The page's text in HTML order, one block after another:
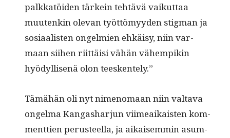
palkkatöi­den tärkein tehtävä vaikut­taa
muutenkin ole­van työt­tömyy­den stig­man ja
sosi­aal­is­ten ongelmien ehkäisy, niin var­
maan siihen riit­täisi vähän vähempikin
hyödyl­lisenä olon teeskentely.”
Tämähän oli nyt nimeno­maan niin val­ta­va
ongel­ma Kan­gashar­jun viimeaikaisten kom­
ment­tien perus­teel­la, ja aikaisem­min asum­